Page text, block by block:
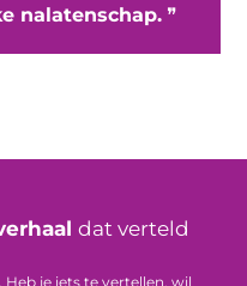
nalatenschap. ❞
dat verteld
je iets te vertellen, wil